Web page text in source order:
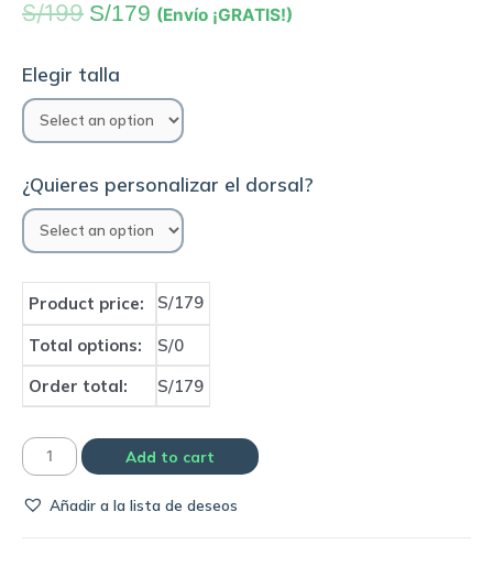
S/199 S/179 (Envío ¡GRATIS!)
Elegir talla
¿Quieres personalizar el dorsal?
Product price: S/179
Total options:
S/0
Order total:
S/179
Camiseta
de
Add to cart
Añadir a la lista de deseos